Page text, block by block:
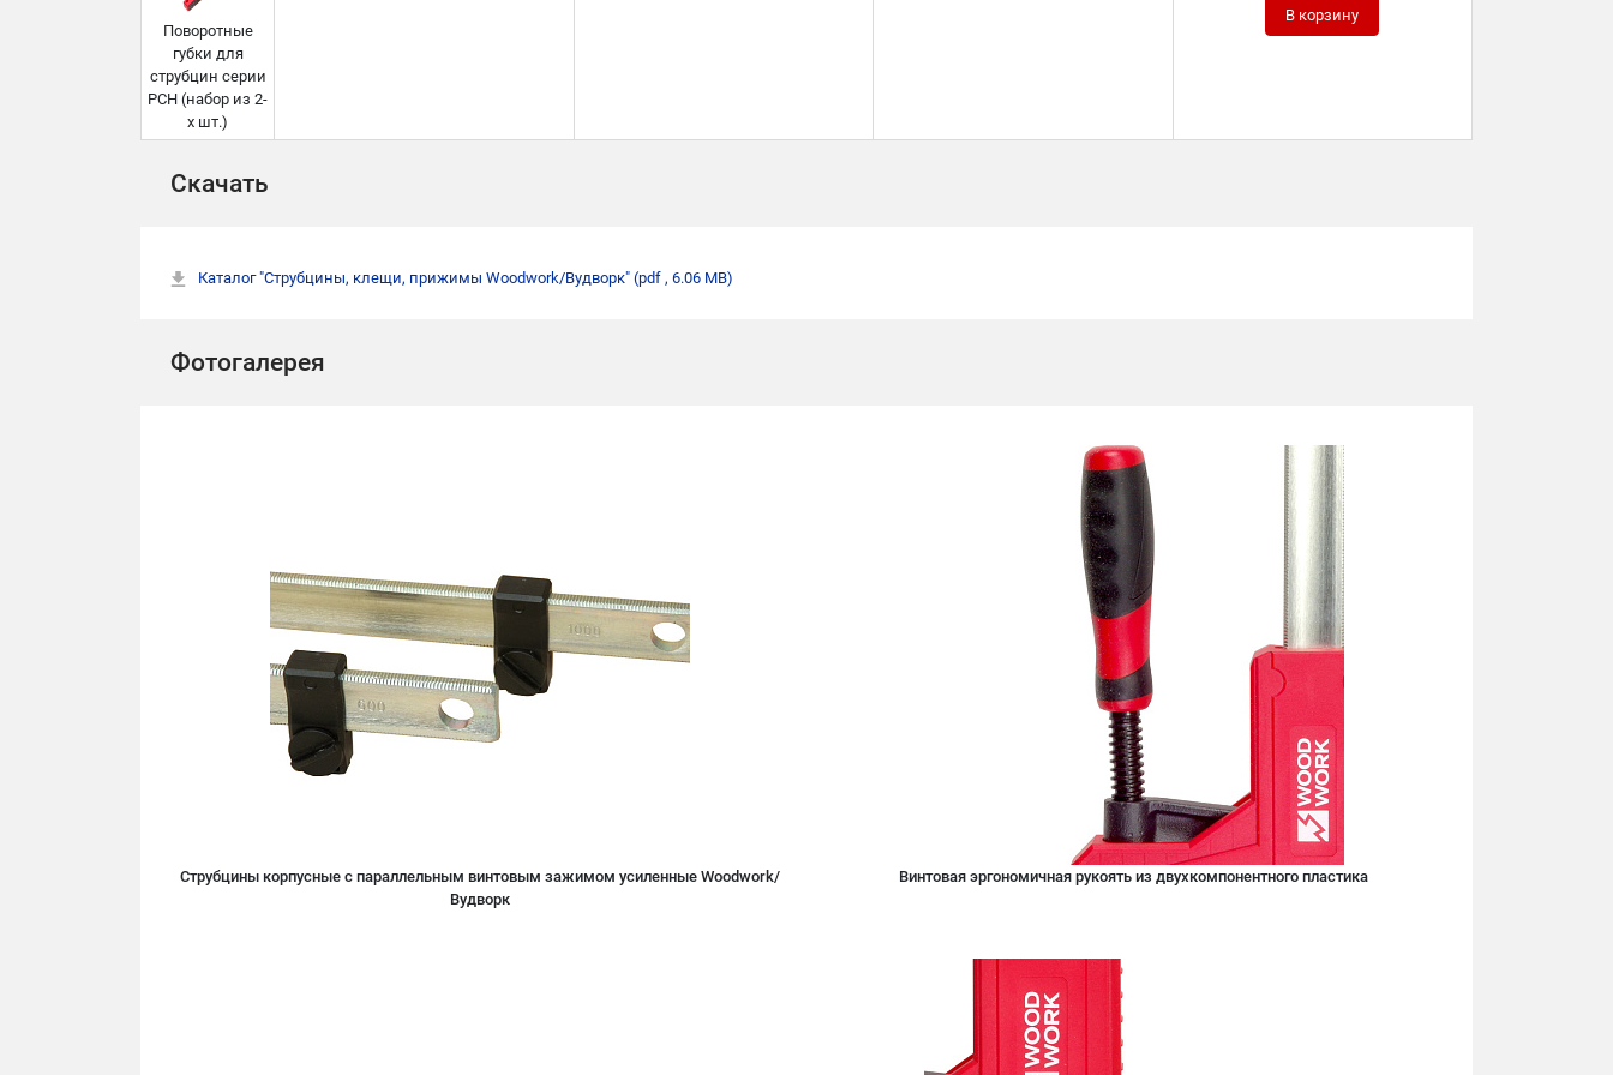
Поворотные
губки для
струбцин серии
PCH (набор из 2-
х шт.)
В корзину
Скачать
Каталог "Струбцины, клещи, прижимы Woodwork/Вудворк" (pdf , 6.06 MB)
Фотогалерея
Струбцины корпусные с параллельным винтовым зажимом усиленные Woodwork/
Вудворк
Винтовая эргономичная рукоять из двухкомпонентного пластика